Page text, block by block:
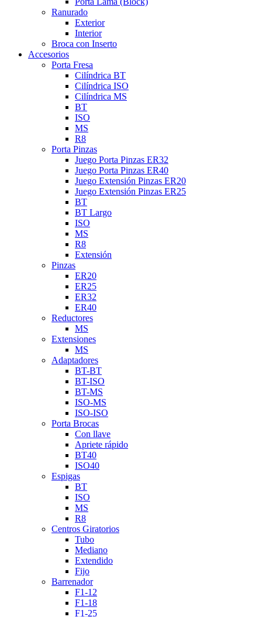
Ranurado
Exterior
Interior
Broca con Inserto
Accesorios
Porta Fresa
Cilíndrica BT
Cilíndrica ISO
Cilíndrica MS
BT
ISO
MS
R8
Porta Pinzas
Juego Porta Pinzas ER32
Juego Porta Pinzas ER40
Juego Extensión Pinzas ER20
Juego Extensión Pinzas ER25
BT
BT Largo
ISO
MS
R8
Extensión
Pinzas
ER20
ER25
ER32
ER40
Reductores
MS
Extensiones
MS
Adaptadores
BT-BT
BT-ISO
BT-MS
ISO-MS
ISO-ISO
Porta Brocas
Con llave
Apriete rápido
BT40
ISO40
Espigas
BT
ISO
MS
R8
Centros Giratorios
Tubo
Mediano
Extendido
Fijo
Barrenador
F1-12
F1-18
F1-25